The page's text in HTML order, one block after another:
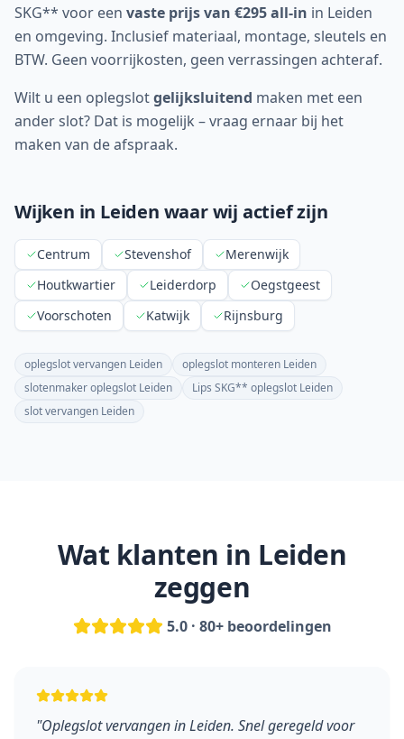
SKG** voor een vaste prijs van €295 all-in in Leiden
en omgeving. Inclusief materiaal, montage, sleutels en
BTW. Geen voorrijkosten, geen verrassingen achteraf.
Wilt u een oplegslotgelijksluitend maken met een
ander slot? Dat is mogelijk – vraag ernaar bij het
maken van de afspraak.
Wijken in Leiden waar wij actief zijn
Centrum Stevenshof
Merenwijk
Houtkwartier
Leiderdorp
Oegstgeest
Voorschoten
Katwijk Rijnsburg
oplegslot vervangen Leiden
oplegslot monteren Leiden
slotenmaker oplegslot Leiden
Lips SKG** oplegslot Leiden
slot vervangen Leiden
Wat klanten in Leiden
zeggen
5.0 · 80+ beoordelingen
"Oplegslot vervangen in Leiden. Snel geregeld voor